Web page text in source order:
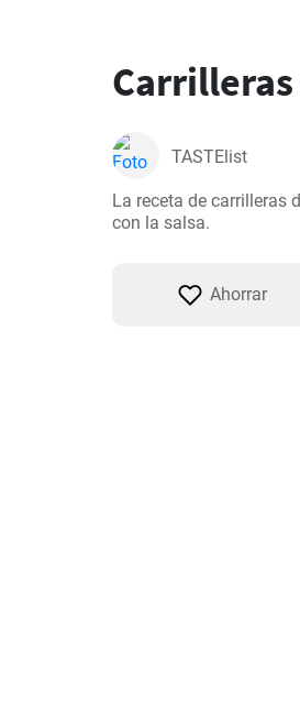
Carrilleras
TASTElist
La receta de carrilleras
con la salsa.
Ahorrar